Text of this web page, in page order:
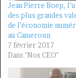
Jean Pierre Boep,
des plus grandes
de l’économie
au Cameroun
7 février 2017
Dans "Nos CEO"